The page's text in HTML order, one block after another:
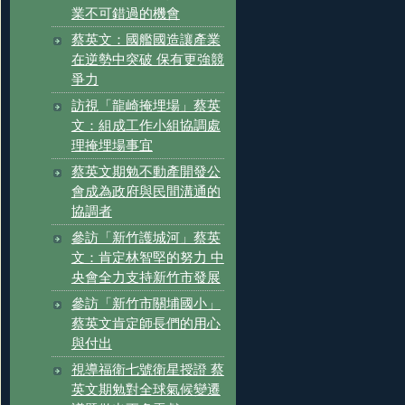
業不可錯過的機會
蔡英文：國艦國造讓產業
在逆勢中突破 保有更強競
爭力
訪視「龍崎掩埋場」蔡英
文：組成工作小組協調處
理掩埋場事宜
蔡英文期勉不動產開發公
會成為政府與民間溝通的
協調者
參訪「新竹護城河」蔡英
文：肯定林智堅的努力 中
央會全力支持新竹市發展
參訪「新竹市關埔國小」
蔡英文肯定師長們的用心
與付出
視導福衛七號衛星授證 蔡
英文期勉對全球氣候變遷